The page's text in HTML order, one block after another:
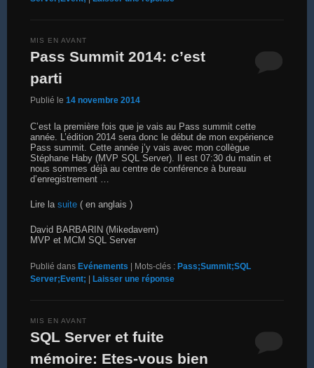
Pass Summit 2014: c’est
parti
MIS EN AVANT
Publié le 14 novembre 2014
C’est la première fois que je vais au Pass summit cette
année. L’édition 2014 sera donc le début de mon expérience
Pass summit. Cette année j’y vais avec mon collègue
Stéphane Haby (MVP SQL Server). Il est 07:30 du matin et
nous sommes déjà au centre de conférence à bureau
d’enregistrement …
Lire la suite( en anglais )
David BARBARIN (Mikedavem)
MVP et MCM SQL Server
Publié dans Evénements Mots-clés : Pass;Summit;SQL
Server;Event;
Laisser une réponse
SQL Server et fuite
mémoire: Etes-vous bien
MIS EN AVANT